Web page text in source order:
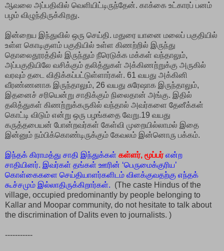
ஆவலை அப்பதிவில் வெளியிட்டிருந்தேன். காக்கை உட்காரப் பனம்
பழம் விழுந்திருக்கிறது.
இன்றைய இந்துவில் ஒரு செய்தி. மதுரை யானை மலைப் பகுதியில்
உள்ள கொடிகுளம் பகுதியில் உள்ள கிணற்றில் இருந்து
தொலைதூரத்தில் இருந்தும் நீரெடுக்க மக்கள் வந்தாலும்,
அப்பகுதியிலே வசிக்கும் தலித்துகள் அக்கிணற்றுக்கு அருகில்
வரவும் தடை விதிக்கப்பட்டுள்ளார்கள். 61 வயது அக்கினி
வீரண்ணனாக இருந்தாலும், 26 வயது சுரேஷாக இருந்தாலும்,
இதனைச் சரியென்று சாதிக்கும் நிலைதான் அங்கு. இதில்
தலித்துகள் கிணற்றுக்கருகில் வந்தால் அவர்களை தேனீக்கள்
கொட்டி விடும் என்று ஒரு பழங்கதை வேறு.19 வயது
கருத்தபையன் போன்றவர்கள் கேள்வி முறையில்லாமல் இதை
இன்னும் நம்பிக்கொண்டிருக்கும் கேவலம் இன்னொரு பக்கம்.
இந்தக் கிராமத்து சாதி இந்துக்கள் கள்ளர், மூப்பர் என்ற
சாதியினர். இவர்கள் தங்கள் ஊரின் ‘பெருமைக்குரிய’
கொள்கைகளை செய்தியாளர்களிடம் விளக்குவதற்கு எந்தக்
கூச்சமும் இல்லாதிருக்கிறார்கள். (The caste Hindus of the
village, occupied predominantly by people belonging to
Kallar and Moopar community, do not hesitate to talk about
the discrimination of Dalits even to journalists. )
-----------